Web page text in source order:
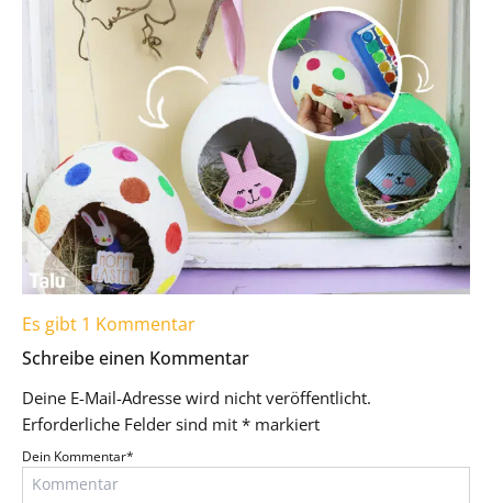
Es gibt 1 Kommentar
Schreibe einen Kommentar
Deine E-Mail-Adresse wird nicht veröffentlicht.
Erforderliche Felder sind mit * markiert
Dein Kommentar*